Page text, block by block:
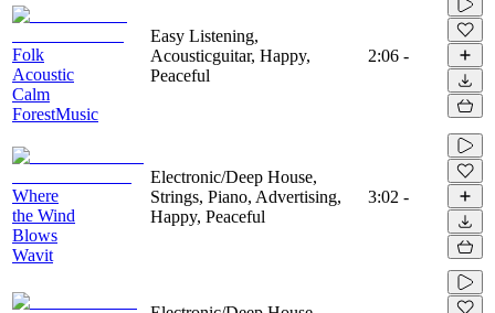
Folk
Acoustic
Calm
ForestMusic
Easy Listening,
Acousticguitar, Happy,
Peaceful
2:06 -
Where
the Wind
Blows
Wavit
Electronic/Deep House,
Strings, Piano, Advertising,
Happy, Peaceful
3:02 -